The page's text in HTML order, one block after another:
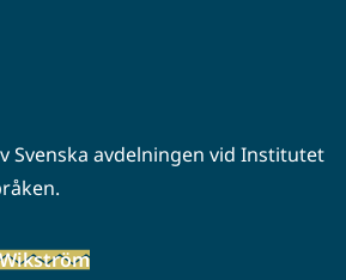
Svenska avdelningen vid Institutet